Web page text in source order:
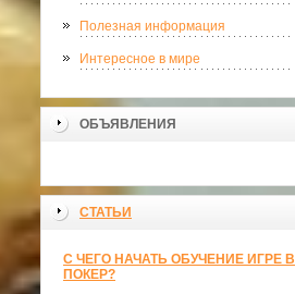
Полезная информация
Интересное в мире
ОБЪЯВЛЕНИЯ
СТАТЬИ
С ЧЕГО НАЧАТЬ ОБУЧЕНИЕ ИГРЕ В
ПОКЕР?